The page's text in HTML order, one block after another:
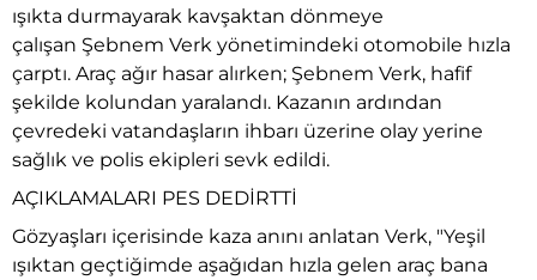
ışıkta durmayarak kavşaktan dönmeye
çalışan Şebnem Verk yönetimindeki otomobile hızla
çarptı. Araç ağır hasar alırken; Şebnem Verk, hafif
şekilde kolundan yaralandı. Kazanın ardından
çevredeki vatandaşların ihbarı üzerine olay yerine
sağlık ve polis ekipleri sevk edildi.
AÇIKLAMALARI PES DEDİRTTİ
Gözyaşları içerisinde kaza anını anlatan Verk, "Yeşil
ışıktan geçtiğimde aşağıdan hızla gelen araç bana